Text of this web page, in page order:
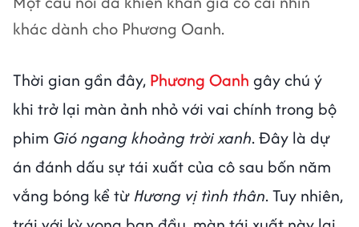
khác dành cho Phương Oanh.
Thời gian gần đây, Phương Oanh gây chú ý
khi trở lại màn ảnh nhỏ với vai chính trong bộ
phim Gió ngang khoảng trời xanh. Đây là dự
án đánh dấu sự tái xuất của cô sau bốn năm
vắng bóng kể từ Hương vị tình thân. Tuy nhiên,